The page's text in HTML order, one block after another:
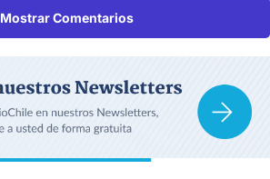
Mostrar Comentarios